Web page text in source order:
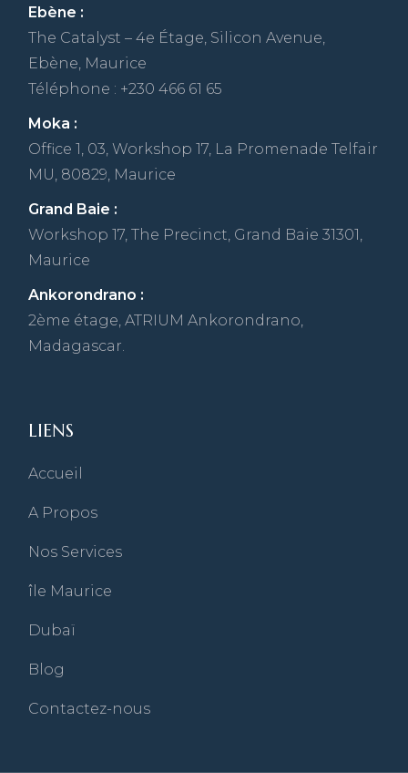
Ebène :
The Catalyst – 4e Étage, Silicon Avenue,
Ebène, Maurice
Téléphone : +230 466 61 65
Moka :
Office 1, 03, Workshop 17, La Promenade Telfair
MU, 80829, Maurice
Grand Baie :
Workshop 17, The Precinct, Grand Baie 31301,
Maurice
Ankorondrano :
2ème étage, ATRIUM Ankorondrano,
Madagascar.
LIENS
Accueil
A Propos
Nos Services
île Maurice
Dubaï
Blog
Contactez-nous